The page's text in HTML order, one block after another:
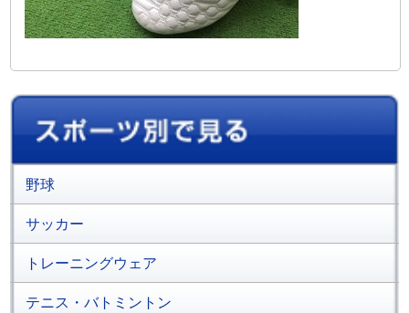
野球
サッカー
トレーニングウェア
テニス・バトミントン